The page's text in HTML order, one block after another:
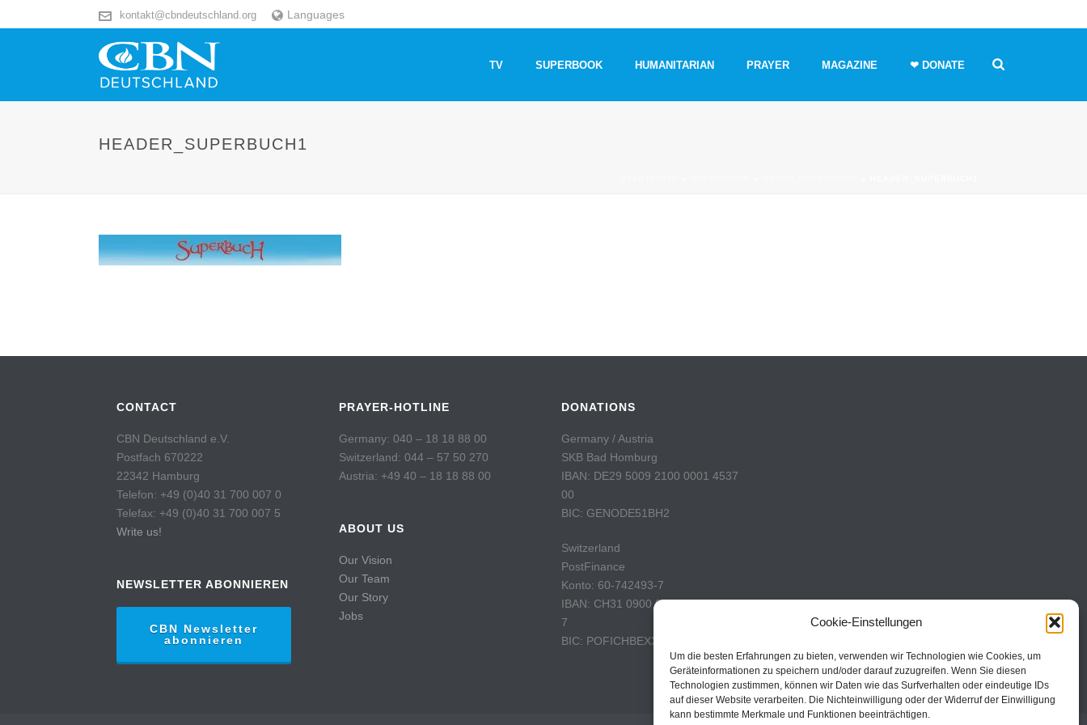
Cookie-Einstellungen
Um die besten Erfahrungen zu bieten, verwenden wir Technologien wie Cookies, um
Geräteinformationen zu speichern und/oder darauf zuzugreifen. Wenn Sie diesen
Technologien zustimmen, können wir Daten wie das Surfverhalten oder eindeutige IDs
auf dieser Website verarbeiten. Die Nichteinwilligung oder der Widerruf der Einwilligung
kann bestimmte Merkmale und Funktionen beeinträchtigen.
kontakt@cbndeutschland.org Languages
TV SUPERBOOK HUMANITARIAN PRAYER MAGAZINE ❤ DONATE
HEADER_SUPERBUCH1
CONTACT
CBN Deutschland e.V.
Postfach 670222
22342 Hamburg
Telefon: +49 (0)40 31 700 007 0
Telefax: +49 (0)40 31 700 007 5
Write us!
NEWSLETTER ABONNIEREN
CBN Newsletter
abonnieren
PRAYER-HOTLINE
Germany: 040 – 18 18 88 00
Switzerland: 044 – 57 50 270
Austria: +49 40 – 18 18 88 00
ABOUT US
Our Vision
Our Team
Our Story
Jobs
DONATIONS
Germany / Austria
SKB Bad Homburg
IBAN: DE29 5009 2100 0001 4537
00
BIC: GENODE51BH2
Switzerland
PostFinance
Konto: 60-742493-7
IBAN: CH31 0900 0000 6074 2493
7
BIC: POFICHBEXXX